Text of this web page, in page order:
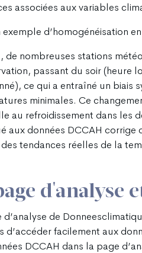
associées aux variables
exemple d’homogénéisation
de nombreuses stations
passant du soir (heure
ce qui a entraîné un biais
minimales. Ce
au refroidissement dans les
aux données DCCAH
tendances réelles de la
d'analyse
d’analyse de
d’accéder facilement aux
DCCAH dans la page